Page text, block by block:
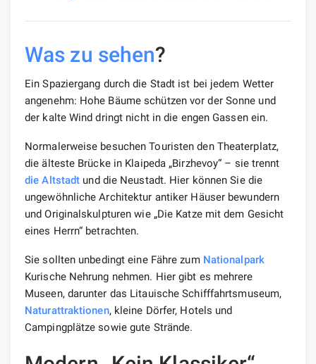
Was zu sehen?
Ein Spaziergang durch die Stadt ist bei jedem Wetter
angenehm: Hohe Bäume schützen vor der Sonne und
der kalte Wind dringt nicht in die engen Gassen ein.
Normalerweise besuchen Touristen den Theaterplatz,
die älteste Brücke in Klaipeda „Birzhevoy“ – sie trennt
die Altstadt und die Neustadt. Hier können Sie die
ungewöhnliche Architektur antiker Häuser bewundern
und Originalskulpturen wie „Die Katze mit dem Gesicht
eines Herrn“ betrachten.
Sie sollten unbedingt eine Fähre zum Nationalpark
Kurische Nehrung nehmen. Hier gibt es mehrere
Museen, darunter das Litauische Schifffahrtsmuseum,
Naturattraktionen, kleine Dörfer, Hotels und
Campingplätze sowie gute Strände.